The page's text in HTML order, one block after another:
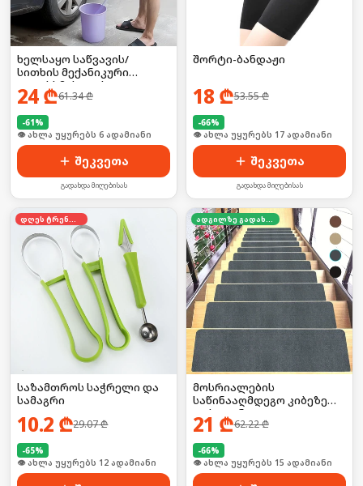
ხელსაყო საწვავის/
სითხის მექანიკური
გადასხმისთვის
24₾61.34₾
-61%
🛒 ბოლო 24სთ-ში იყიდა 8-მა
შეკვეთა
გადახდა მიღებისას
შორტი-ბანდაჟი
18 ₾53.55₾
-66%
🛒 ბოლო 24სთ-ში იყიდა 26-მა
შეკვეთა
გადახდა მიღებისას
დღეს ტრენდში
საზამთროს საჭრელი და
სამაგრი
10.2 ₾29.07₾
-65%
🛒 ბოლო 24სთ-ში იყიდა 21-მა
ადგილზე გადახდა
მოსრიალების
საწინააღმდეგო კიბეზე
დასაფენი
21 ₾62.22₾
-66%
🛒 ბოლო 24სთ-ში იყიდა 23-მა